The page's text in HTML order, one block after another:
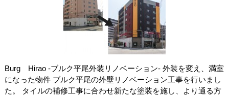
Burg Hirao -ブルク平尾外装リノベーション- 外装を変え、満室
になった物件 ブルク平尾の外壁リノベーション工事を行いまし
た。 タイルの補修工事に合わせ新たな塗装を施し、より通る方